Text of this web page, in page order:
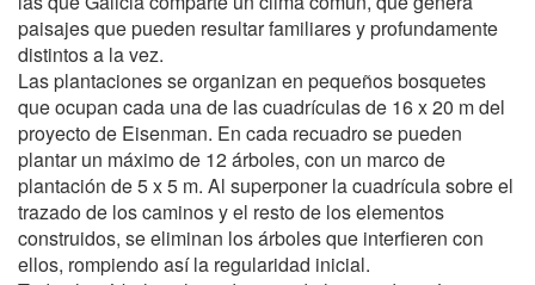
paisajes que pueden resultar familiares y profundamente
distintos a la vez.
Las plantaciones se organizan en pequeños bosquetes
que ocupan cada una de las cuadrículas de 16 x 20 m del
proyecto de Eisenman. En cada recuadro se pueden
plantar un máximo de 12 árboles, con un marco de
plantación de 5 x 5 m. Al superponer la cuadrícula sobre el
trazado de los caminos y el resto de los elementos
construidos, se eliminan los árboles que interfieren con
ellos, rompiendo así la regularidad inicial.